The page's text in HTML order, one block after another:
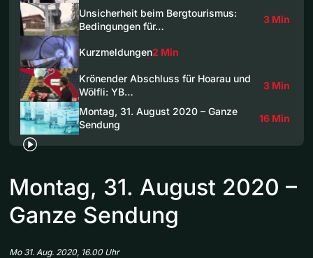
Unsicherheit beim Bergtourismus:
Bedingungen für…
3 Min
Kurzmeldungen2 Min
Krönender Abschluss für Hoarau und
Wölfli: YB…
3 Min
Montag, 31. August 2020 – Ganze
Sendung
16 Min
Montag, 31. August 2020 –
Ganze Sendung
Mo 31. Aug. 2020, 16.00 Uhr